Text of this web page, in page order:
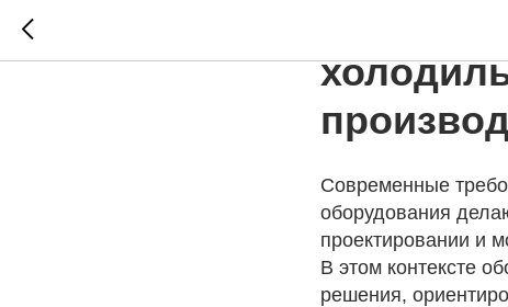
Современные
оборудования
проектировании и
В этом контексте
решения,